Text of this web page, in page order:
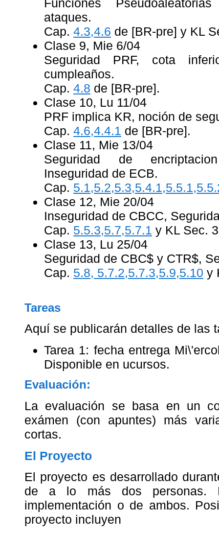
Funciones
ataques.
Cap. 4.3,4.6 de [BR-pre] y KL
Clase 9, Mie 6/04
Seguridad PRF, cota
cumpleaños.
Cap. 4.8 de [BR-pre].
Clase 10, Lu 11/04
PRF implica KR, noción de
Cap. 4.6,4.4.1 de [BR-pre].
Clase 11, Mie 13/04
Seguridad de
Inseguridad de ECB.
Cap.
Clase 12, Mie 20/04
Inseguridad de CBCC,
Cap. 5.5.3,5.7,5.7.1 y KL Sec.
Clase 13, Lu 25/04
Seguridad de CBC$ y CTR$,
Cap. 5.8, 5.7.2,5.7.3,5.9,5.10 y
Tareas
Aquí se publicarán detalles de las
Tarea 1: fecha entrega
Disponible en ucursos.
Evaluación:
La evaluación se basa en un
exámen (con apuntes) más
cortas.
El Proyecto
El proyecto es desarrollado
de a lo más dos personas.
implementación o de ambos.
proyecto incluyen